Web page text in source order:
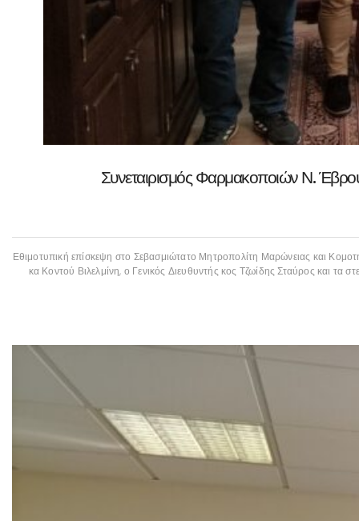
Συνεταιρισμός Φαρμακοποιών Ν.
Εθιμοτυπική επίσκεψη στο Σεβασμιώτατο Μητροπολίτη Μαρώνειας και
κα Κοντού Βιλελμίνη, ο Γενικός Διευθυντής κος Τζωίδης Σταύρος και τα